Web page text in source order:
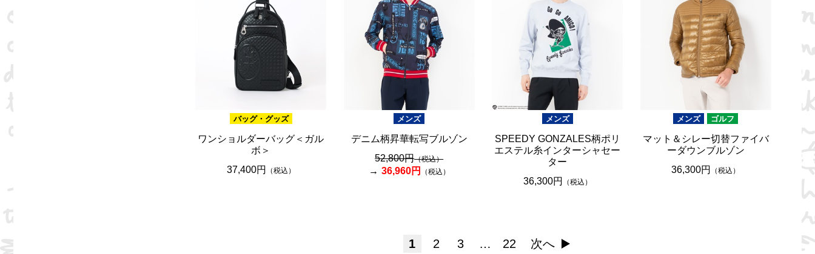
バッグ・グッズ
ワンショルダーバッグ＜ガル
ボ＞
37,400円
（税込）
メンズ
デニム柄昇華転写ブルゾン
52,800円（税込）
36,960円 （税込）
メンズ
SPEEDY GONZALES柄ポリ
エステル糸インターシャセー
ター
36,300円
（税込）
メンズ ゴルフ
マット＆シレー切替ファイバ
ーダウンブルゾン
36,300円
（税込）
1 2 3 … 22 次へ